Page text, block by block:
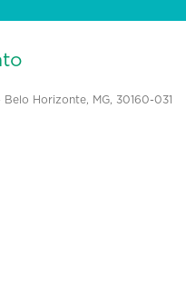
Horizonte, MG, 30160-031